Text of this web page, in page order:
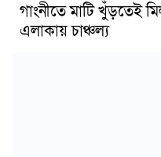
গাংনীতে মাটি খুঁড়তেই
এলাকায় চাঞ্চল্য